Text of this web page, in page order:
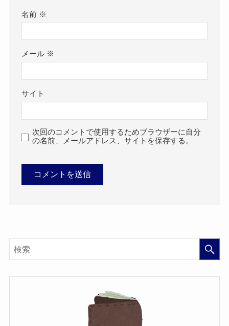
名前 ※
メール ※
サイト
次回のコメントで使用するためブラウザーに自分
の名前、メールアドレス、サイトを保存する。